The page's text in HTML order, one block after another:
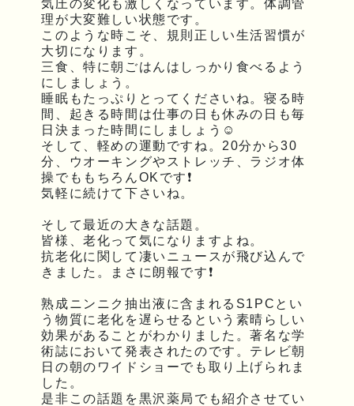
気圧の変化も激しくなっています。体調管
理が大変難しい状態です。
このような時こそ、規則正しい生活習慣が
大切になります。
三食、特に朝ごはんはしっかり食べるよう
にしましょう。
睡眠もたっぷりとってくださいね。寝る時
間、起きる時間は仕事の日も休みの日も毎
日決まった時間にしましょう☺
そして、軽めの運動ですね。20分から30
分、ウオーキングやストレッチ、ラジオ体
操でももちろんOKです❗
気軽に続けて下さいね。
そして最近の大きな話題。
皆様、老化って気になりますよね。
抗老化に関して凄いニュースが飛び込んで
きました。まさに朗報です❗
熟成ニンニク抽出液に含まれるS1PCとい
う物質に老化を遅らせるという素晴らしい
効果があることがわかりました。著名な学
術誌において発表されたのです。テレビ朝
日の朝のワイドショーでも取り上げられま
した。
是非この話題を黒沢薬局でも紹介させてい